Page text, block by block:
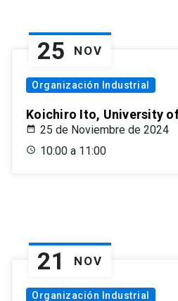
25 NOV
Organización Industrial
Koichiro Ito, University
25 de Noviembre de 2024
10:00 a 11:00
21 NOV
Organización Industrial